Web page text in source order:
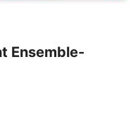
Ensemble-